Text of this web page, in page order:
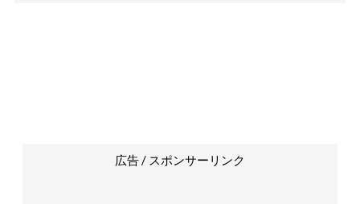
広告 / スポンサーリンク